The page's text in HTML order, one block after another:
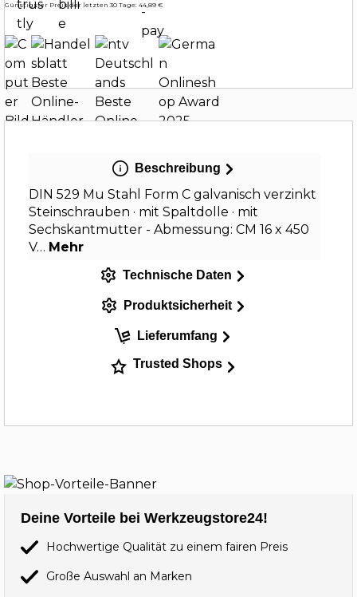
Günstigster Preis der letzten 30 Tage: 44,89 €
Beschreibung
DIN 529 Mu Stahl Form C galvanisch verzinkt
Steinschrauben · mit Spaltdolle · mit
Sechskantmutter - Abmessung: CM 16 x 450
V… Mehr
Technische Daten
Produktsicherheit
Lieferumfang
Trusted Shops
Deine Vorteile bei Werkzeugstore24!
Hochwertige Qualität zu einem fairen Preis
Große Auswahl an Marken